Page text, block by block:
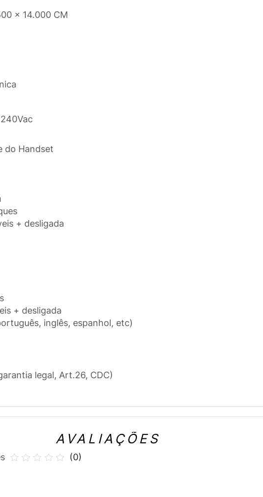
x 14.000 CM
do Handset
+ desligada
+ desligada
inglês, espanhol, etc)
legal, Art.26, CDC)
AVALIAÇÕES
(0)